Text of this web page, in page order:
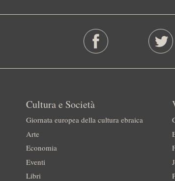
Cultura e Società
Giornata europea della cultura ebraica
Arte
Economia
Eventi
Libri